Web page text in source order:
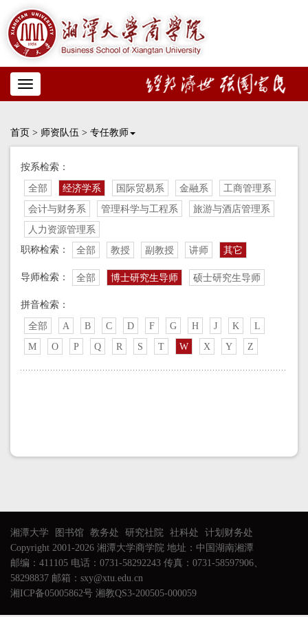
Toggle
navigation
首页 > 师资队伍 > 专任教师
按系检索：
全部 经济学系 国际贸易系 金融系
工商管理系
会计与财务系
管理科学与工程系
旅游与酒店管理系
人力资源管理系
职称检索：
全部 教授 副教授 讲师 其它
导师检索： 全部 博士研究生导师 硕士研究生导师
拼音检索：
全部 A B C D F G H J K
L
M
O P Q R S T W X Y Z
湘潭大学 图书馆 教务处 研究社院 社科处
计划财务处
Copyright 2001-2026 湘潭大学商学院 地址：中国湖南湘潭
邮编：411105 电话：0731-58292243 传真：0731-58597906、
58298837 邮箱：sxy@xtu.edu.cn
湘ICP备05005862号 湘教QS3-200505-000059